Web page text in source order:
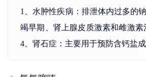
1、水肿性疾病：排泄体内过多的
竭早期、肾上腺皮质激素和雌激
4、肾石症：主要用于预防含钙盐成